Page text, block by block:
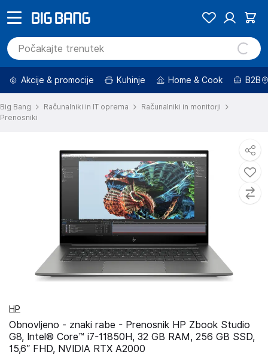
Akcije & promocije Kuhinje Home & Cook B2B
Big Bang Računalniki in IT oprema
Računalniki in monitorji
Prenosniki
HP
Obnovljeno - znaki rabe - Prenosnik HP Zbook Studio
G8, Intel® Core™ i7-11850H, 32 GB RAM, 256 GB SSD,
15,6″ FHD, NVIDIA RTX A2000